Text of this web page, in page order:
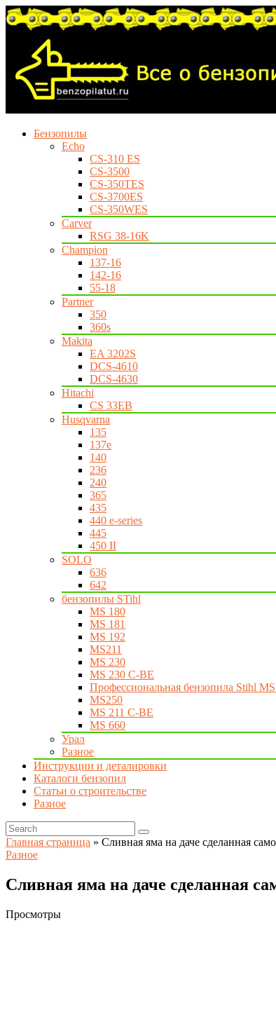
Бензопилы
Echo
CS-310 ES
CS-3500
CS-350TES
CS-3700ES
CS-350WES
Carver
RSG 38-16K
Champion
137-16
142-16
55-18
Partner
350
360s
Makita
EA 3202S
DCS-4610
DCS-4630
Hitachi
CS 33EB
Husqvarna
135
137e
140
236
240
365
435
440 e-series
445
450 II
SOLO
636
642
бензопилы STihl
MS 180
MS 181
MS 192
MS211
MS 230
MS 230 C-BE
Профессиональная бензопила Stihl
MS250
MS 211 C-BE
MS 660
Урал
Разное
Инструкции и деталировки
Каталоги бензопил
Статьи о строительстве
Разное
Главная страница » Сливная яма на даче сделанная
Разное
Сливная яма на даче сделанная
Просмотры